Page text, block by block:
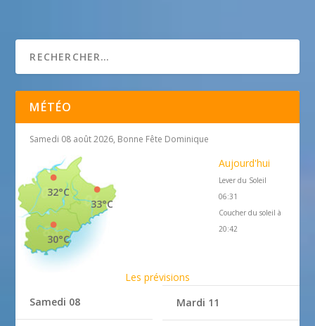
MÉTÉO
Samedi 08 août 2026, Bonne Fête Dominique
33°C
32°C
30°C
Aujourd'hui
Lever du Soleil
06:31
Coucher du soleil à
20:42
Les prévisions
Samedi 08
Mardi 11